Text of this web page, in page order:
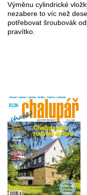
Výměnu cylindrické
nezabere to víc než
potřebovat šroubovák
pravítko.